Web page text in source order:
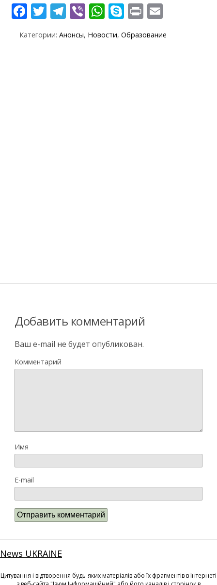
F
e
T
itt
T
e
Vi
er
W
at
S
k
y
Pr
t ai
Категории: Анонсы, Новости, Образование
Добавить комментарий
Ваш e-mail не будет опубликован.
Комментарий
Имя
E-mail
News UKRAINE
Цитування і відтворення будь-яких матеріалів або їх фрагментів в Інтернеті